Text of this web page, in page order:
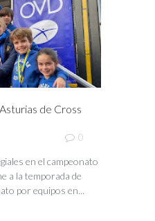
de Cross
0
en el campeonato
a la temporada de
por equipos en...